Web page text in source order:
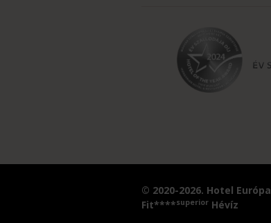
© 2020-2026. Hotel Európa
Fit****superior Hévíz